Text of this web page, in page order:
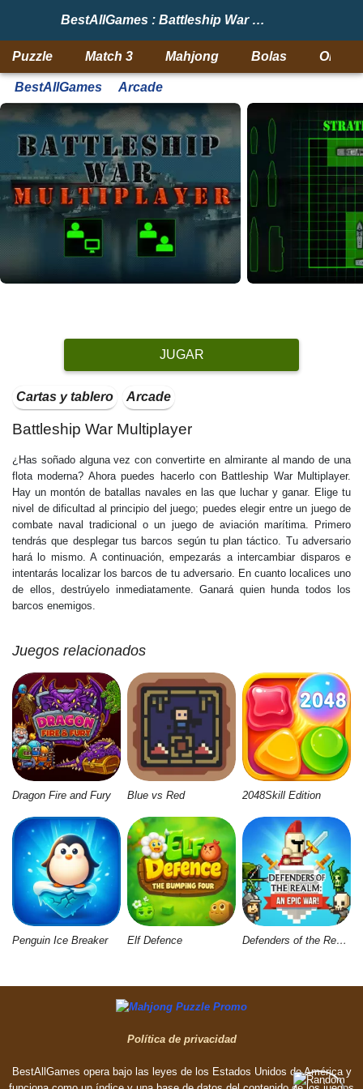
BestAllGames : Battleship War Multiplayer
Puzzle Match 3 Mahjong Bolas
BestAllGames Arcade
JUGAR
Cartas y tablero Arcade
Battleship War Multiplayer
¿Has soñado alguna vez con convertirte en almirante al mando de una
flota moderna? Ahora puedes hacerlo con Battleship War Multiplayer.
Hay un montón de batallas navales en las que luchar y ganar. Elige tu
nivel de dificultad al principio del juego; puedes elegir entre un juego de
combate naval tradicional o un juego de aviación marítima. Primero
tendrás que desplegar tus barcos según tu plan táctico. Tu adversario
hará lo mismo. A continuación, empezarás a intercambiar disparos e
intentarás localizar los barcos de tu adversario. En cuanto localices uno
de ellos, destrúyelo inmediatamente. Ganará quien hunda todos los
barcos enemigos.
Juegos relacionados
Dragon Fire and Fury Blue vs Red 2048Skill Edition
Penguin Ice Breaker Elf Defence Defenders of the Realm: An Epic War
Política de privacidad
BestAllGames opera bajo las leyes de los Estados Unidos de América y